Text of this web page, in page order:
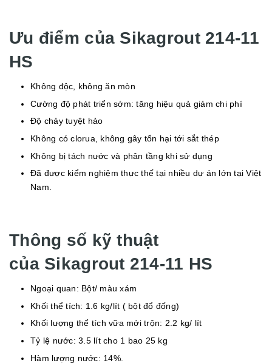
Ưu điểm của Sikagrout 214-11
HS
Không độc, không ăn mòn
Cường độ phát triển sớm: tăng hiệu quả giảm chi phí
Độ chảy tuyệt hảo
Không có clorua, không gây tổn hại tới sắt thép
Không bị tách nước và phân tầng khi sử dụng
Đã được kiểm nghiệm thực thế tại nhiều dự án lớn tại Việt
Nam.
Thông số kỹ thuật
của Sikagrout 214-11 HS
Ngoại quan: Bột/ màu xám
Khối thể tích: 1.6 kg/lít ( bột đổ đống)
Khối lượng thể tích vữa mới trộn: 2.2 kg/ lít
Tỷ lệ nước: 3.5 lít cho 1 bao 25 kg
Hàm lượng nước: 14%.